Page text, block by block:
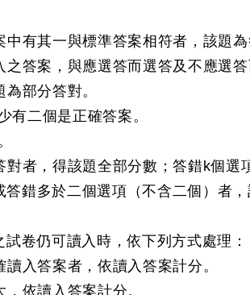
有其一與標準答案相符者，該題為
答案，與應選答而選答及不應選答
部分答對。
二個是正確答案。
者，得該題全部分數；答錯k個選
錯多於二個選項（不含二個）者
卷仍可讀入時，依下列方式處理：
入答案者，依讀入答案計分。
依讀入答案計分。